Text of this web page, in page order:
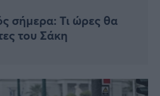
σήμερα: Τι ώρες θα
του Σάκη